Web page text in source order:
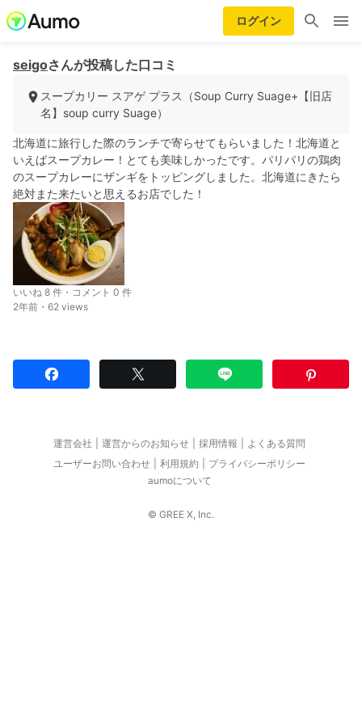
ログイン
seigoさんが投稿した口コミ
スープカリー スアゲ プラス（Soup Curry Suage+【旧店
名】soup curry Suage）
北海道に旅行した際のランチで寄らせてもらいました！北海道と
いえばスープカレー！とても美味しかったです。パリパリの鶏肉
のスープカレーにザンギをトッピングしました。北海道にきたら
絶対また来たいと思えるお店でした！
いいね 8 件・コメント 0 件
2年前・62 views
運営会社 運営からのお知らせ 採用情報
よくある質問
ユーザーお問い合わせ
利用規約
プライバシーポリシー
aumoについて
© GREE X, Inc.